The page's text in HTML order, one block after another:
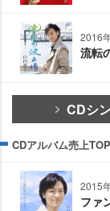
2016
流転
CDシ
CDアルバム売上
2015
ファ